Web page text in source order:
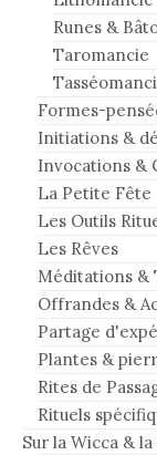
Runes &
Taromancie
Formes-
Initiations &
Invocations &
La Petite Fête
Les Outils
Les Rêves
Méditations &
Offrandes &
Partage
Plantes &
Rites de
Rituels
Sur la Wicca &